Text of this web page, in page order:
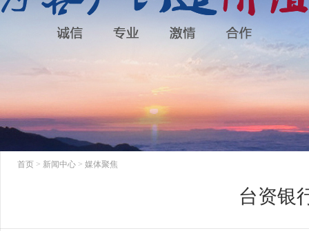
首页 > 新闻中心 > 媒体聚焦
台资银